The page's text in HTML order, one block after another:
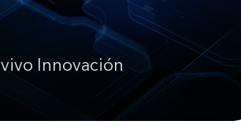
vivo Innovación